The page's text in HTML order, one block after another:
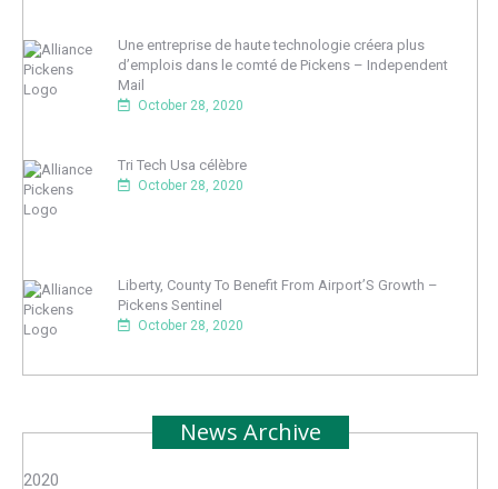
Une entreprise de haute technologie créera plus
d’emplois dans le comté de Pickens – Independent
Mail
October 28, 2020
Tri Tech Usa célèbre
October 28, 2020
Liberty, County To Benefit From Airport’S Growth –
Pickens Sentinel
October 28, 2020
News Archive
2020